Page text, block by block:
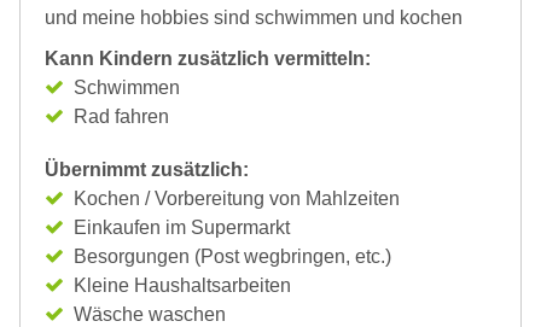
und meine hobbies sind schwimmen und kochen
Kann Kindern zusätzlich vermitteln:
Schwimmen
Rad fahren
Übernimmt zusätzlich:
Kochen / Vorbereitung von Mahlzeiten
Einkaufen im Supermarkt
Besorgungen (Post wegbringen, etc.)
Kleine Haushaltsarbeiten
Wäsche waschen